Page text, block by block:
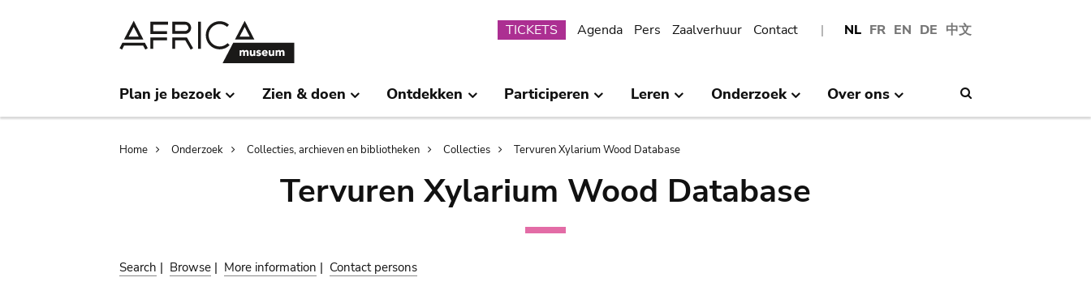
NL FR EN DE 中文
Submenu
TICKETS Agenda Pers Zaalverhuur Contact
Plan je bezoek Zien & doen Ontdekken Participeren Leren Onderzoek Over ons
Breadcrumb
Home Onderzoek Collecties, archieven en bibliotheken Collecties Tervuren Xylarium Wood Database
Tervuren Xylarium Wood Database
Search | Browse | More information | Contact persons